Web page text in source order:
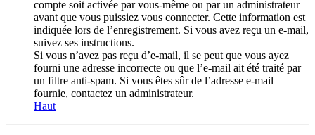
compte soit activée par vous-même ou par un administrateur
avant que vous puissiez vous connecter. Cette information est
indiquée lors de l’enregistrement. Si vous avez reçu un e-mail,
suivez ses instructions.
Si vous n’avez pas reçu d’e-mail, il se peut que vous ayez
fourni une adresse incorrecte ou que l’e-mail ait été traité par
un filtre anti-spam. Si vous êtes sûr de l’adresse e-mail
fournie, contactez un administrateur.
Haut